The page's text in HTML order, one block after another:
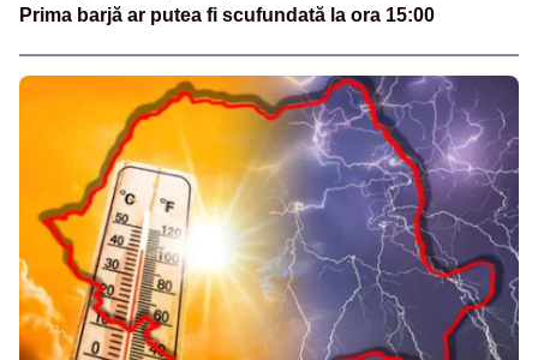
Prima barjă ar putea fi scufundată la ora 15:00